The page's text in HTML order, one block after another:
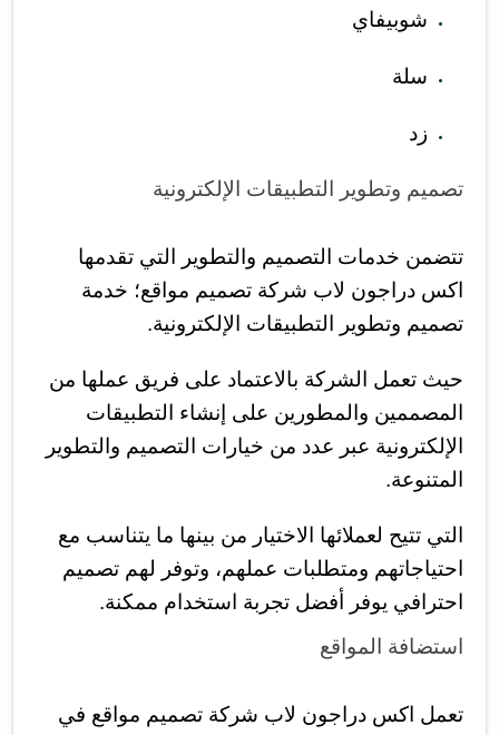
شوبيفاي
سلة
زد
تصميم وتطوير التطبيقات الإلكترونية
تتضمن خدمات التصميم والتطوير التي تقدمها
اكس دراجون لاب شركة تصميم مواقع؛ خدمة
تصميم وتطوير التطبيقات الإلكترونية.
حيث تعمل الشركة بالاعتماد على فريق عملها من
المصممين والمطورين على إنشاء التطبيقات
الإلكترونية عبر عدد من خيارات التصميم والتطوير
المتنوعة.
التي تتيح لعملائها الاختيار من بينها ما يتناسب مع
احتياجاتهم ومتطلبات عملهم، وتوفر لهم تصميم
احترافي يوفر أفضل تجربة استخدام ممكنة.
استضافة المواقع
تعمل اكس دراجون لاب شركة تصميم مواقع في